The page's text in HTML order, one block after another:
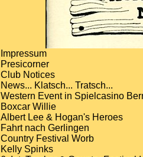
Impressum
Presicorner
Club Notices
News... Klatsch... Tratsch...
Western Event in Spielcasino
Boxcar Willie
Albert Lee & Hogan's Heroes
Fahrt nach Gerlingen
Country Festival Worb
Kelly Spinks